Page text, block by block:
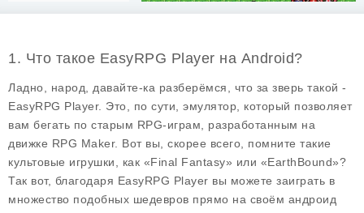
1. Что такое EasyRPG Player на Android?
Ладно, народ, давайте-ка разберёмся, что за зверь такой -
EasyRPG Player. Это, по сути, эмулятор, который позволяет
вам бегать по старым RPG-играм, разработанным на
движке RPG Maker. Вот вы, скорее всего, помните такие
культовые игрушки, как «Final Fantasy» или «EarthBound»?
Так вот, благодаря EasyRPG Player вы можете заиграть в
множество подобных шедевров прямо на своём андроид